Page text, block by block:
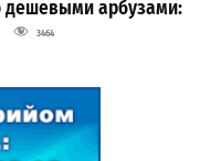
дешевыми арбузами:
3464